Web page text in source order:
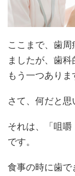
ここまで、歯
ましたが、歯科
もう一つありま
さて、何だと思
それは、「咀
です。
食事の時に歯で